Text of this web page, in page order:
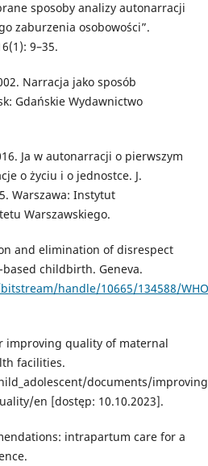
sposoby analizy autonarracji
zaburzenia osobowości”.
9–35.
Narracja jako sposób
Gdańskie Wydawnictwo
Ja w autonarracji o pierwszym
o życiu i o jednostce. J.
Warszawa: Instytut
Warszawskiego.
and elimination of disrespect
childbirth. Geneva.
handle/10665/134588/
improving quality of maternal
facilities.
documents/
en [dostęp: 10.10.2023].
intrapartum care for a